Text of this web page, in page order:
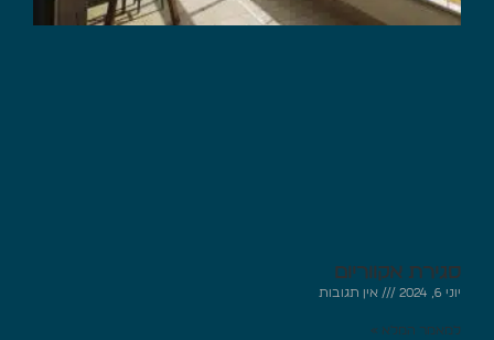
סגירת אקווריום
יוני 6, 2024 אין תגובות
למאמר המלא »